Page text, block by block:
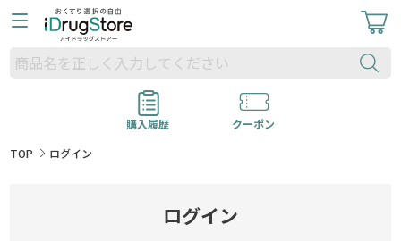
購入履歴
クーポン
TOP
ログイン
ログイン